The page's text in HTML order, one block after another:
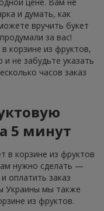
цене. Вам не
и думать, как
вручить букет
за вас!
корзине из фруктов,
не забудьте указать
часов заказ
5 минут
в корзине из фруктов
нужно сделать —
оплатить заказ
Украины мы также
из фруктов.